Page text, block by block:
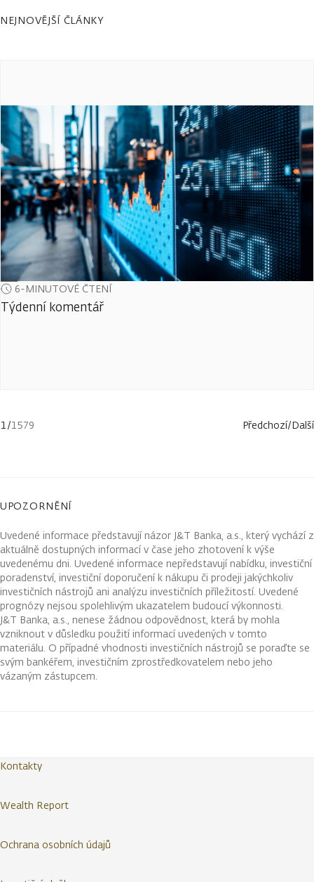
NEJNOVĚJŠÍ ČLÁNKY
6-MINUTOVÉ ČTENÍ
Týdenní komentář
1 /1579 Předchozí/Další
UPOZORNĚNÍ
Uvedené informace představují názor J&T Banka, a.s., který vychází z
aktuálně dostupných informací v čase jeho zhotovení k výše
uvedenému dni. Uvedené informace nepředstavují nabídku, investiční
poradenství, investiční doporučení k nákupu či prodeji jakýchkoliv
investičních nástrojů ani analýzu investičních příležitostí. Uvedené
prognózy nejsou spolehlivým ukazatelem budoucí výkonnosti.
J&T Banka, a.s., nenese žádnou odpovědnost, která by mohla
vzniknout v důsledku použití informací uvedených v tomto
materiálu. O případné vhodnosti investičních nástrojů se poraďte se
svým bankéřem, investičním zprostředkovatelem nebo jeho
vázaným zástupcem.
Kontakty
Wealth Report
Ochrana osobních údajů